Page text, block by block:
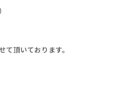
頂いております。